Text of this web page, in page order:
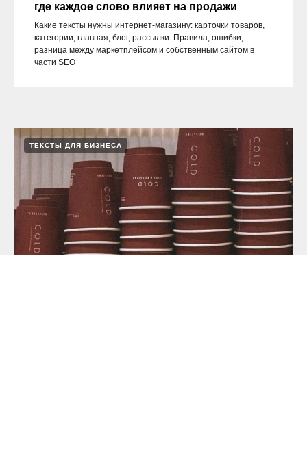
где каждое слово влияет на продажи
Какие тексты нужны интернет-магазину: карточки товаров,
категории, главная, блог, рассылки. Правила, ошибки,
разница между маркетплейсом и собственным сайтом в
части SEO
ТЕКСТЫ ДЛЯ БИЗНЕСА